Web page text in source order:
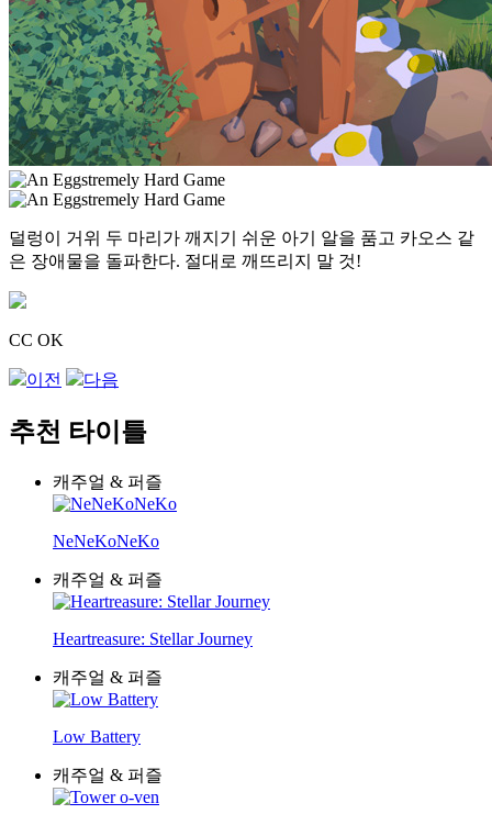
덜렁이 거위 두 마리가 깨지기 쉬운 아기 알을 품고 카오스 같
은 장애물을 돌파한다. 절대로 깨뜨리지 말 것!
CC OK
이전 다음
추천 타이틀
캐주얼 & 퍼즐
NeNeKoNeKo
캐주얼 & 퍼즐
Heartreasure: Stellar Journey
캐주얼 & 퍼즐
Low Battery
캐주얼 & 퍼즐